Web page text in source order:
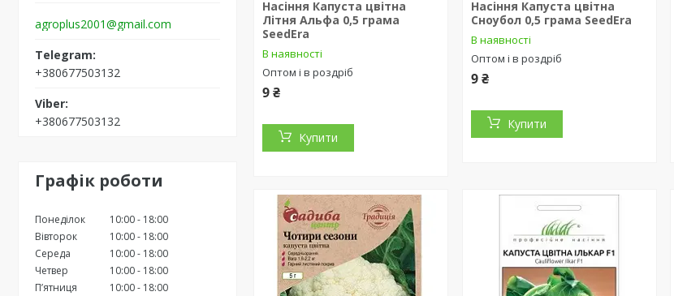
agroplus2001@gmail.com
+380677503132
+380677503132
Графік роботи
Понеділок 10:00
18:00
Вівторок
10:00
18:00
Середа
10:00
18:00
Четвер
10:00
18:00
Пʼятниця
10:00
18:00
Насіння Капуста цвітна
Літня Альфа 0,5 грама
SeedEra
В наявності
Оптом і в роздріб
9 ₴
Купити
Насіння Капуста цвітна
Сноубол 0,5 грама SeedEra
В наявності
Оптом і в роздріб
9 ₴
Купити